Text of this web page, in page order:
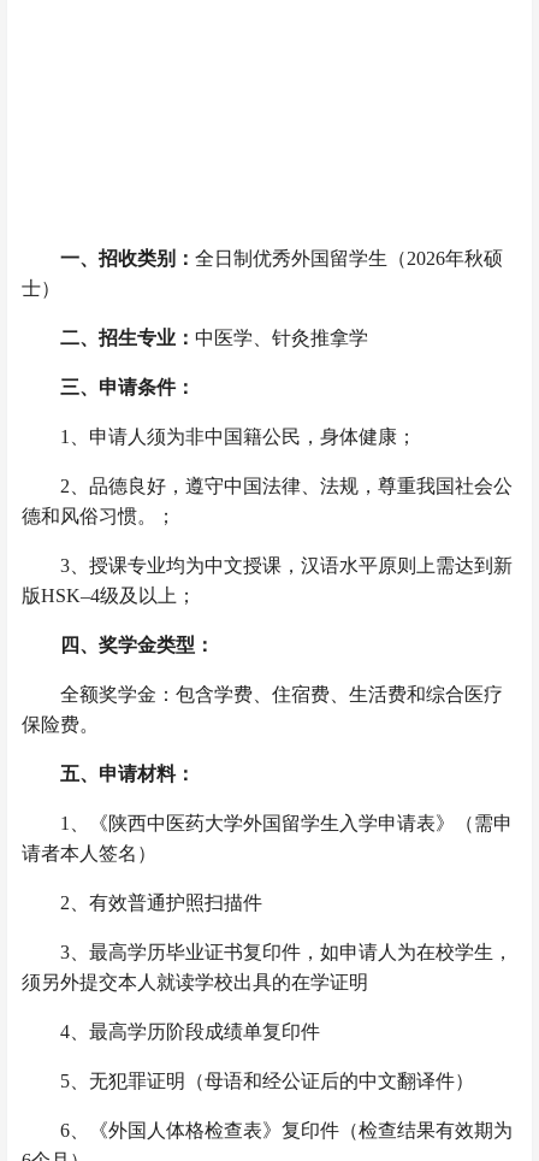
一、招收类别： 全日制优秀外国留学生（2026年秋硕
士）
二、招生专业： 中医学、针灸推拿学
三、申请条件：
1 、申请人须为非中国籍公民，身体健康；
2 、品德良好，遵守中国法律、法规，尊重我国社会公
德和风俗习惯。；
3 、授课专业均为中文授课，汉语水平原则上需达到新
版HSK–4级及以上；
四、奖学金类型：
全额奖学金：包含学费、住宿费、生活费和综合医疗
保险费。
五、申请材料：
1
、《陕西中医药大学外国留学生入学申请表》（需申
请者本人签名）
2 、有效普通护照扫描件
3 、最高学历毕业证书复印件，如申请人为在校学生，
须另外提交本人就读学校出具的在学证明
4 、最高学历阶段成绩单复印件
5 、无犯罪证明（母语和经公证后的中文翻译件）
6 、《外国人体格检查表》复印件（检查结果有效期为